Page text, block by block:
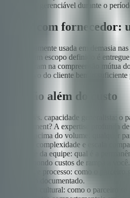
que era gerenciável durante o
com fornecedor:
é amplamente usada em demasia
um escopo definido é
investiram na compreensão mútua
o objetivo do cliente bem o suficiente
além do custo
domínio vs. capacidade generalista:
o engagement? A expertise profunda
acima do volume: qualquer
com complexidade e escala
da equipe: qual é a
impondo custos de rampa a você.
e processo: como o
processo documentado.
cultural: como o parceiro